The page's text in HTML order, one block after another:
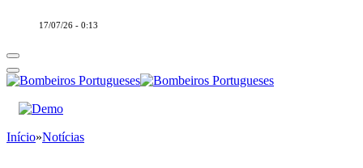
17/07/26 - 0:13
Início»Notícias